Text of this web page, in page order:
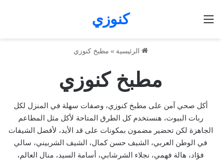
كنوزي
الرئيسية » مطبخ كنوزي
مطبخ كنوزي
أكل صحي آمن على مطبخ كنوزي، وصفات سهلة في المنزل لكل
ربات البيوت، هنستخدم كل الطرق المتاحة لأكل مثل المطاعم
الجاهزة لكن تحضير مضمون بمكونات على قد الأيد، لأفضل الشيفات
في الوطن العربي، الشيف حسن كمال، الشيف الشربيني، سالي
فؤاد، هالة فهمي، نجلاء الشرشابي، أسامة السيد، منال العالم،